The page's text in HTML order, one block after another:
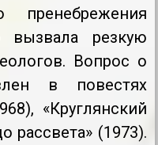
пренебрежения
вызвала резкую
Вопрос о
в повестях
«Круглянский
рассвета» (1973).